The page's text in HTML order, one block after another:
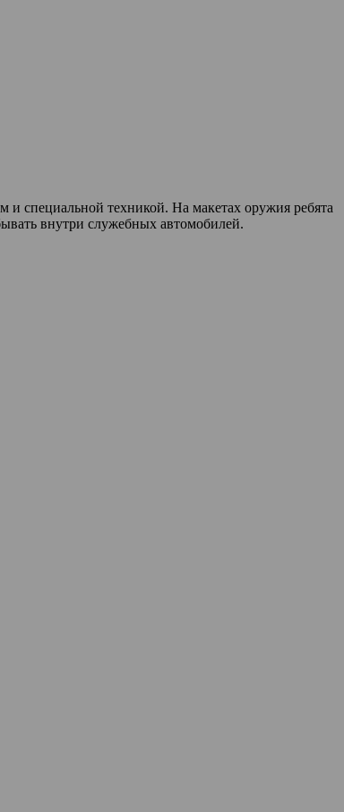
и специальной техникой. На макетах оружия ребята
внутри служебных автомобилей.